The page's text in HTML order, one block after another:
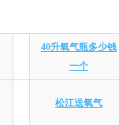
40升氧气瓶多少钱
一个
松江送氧气